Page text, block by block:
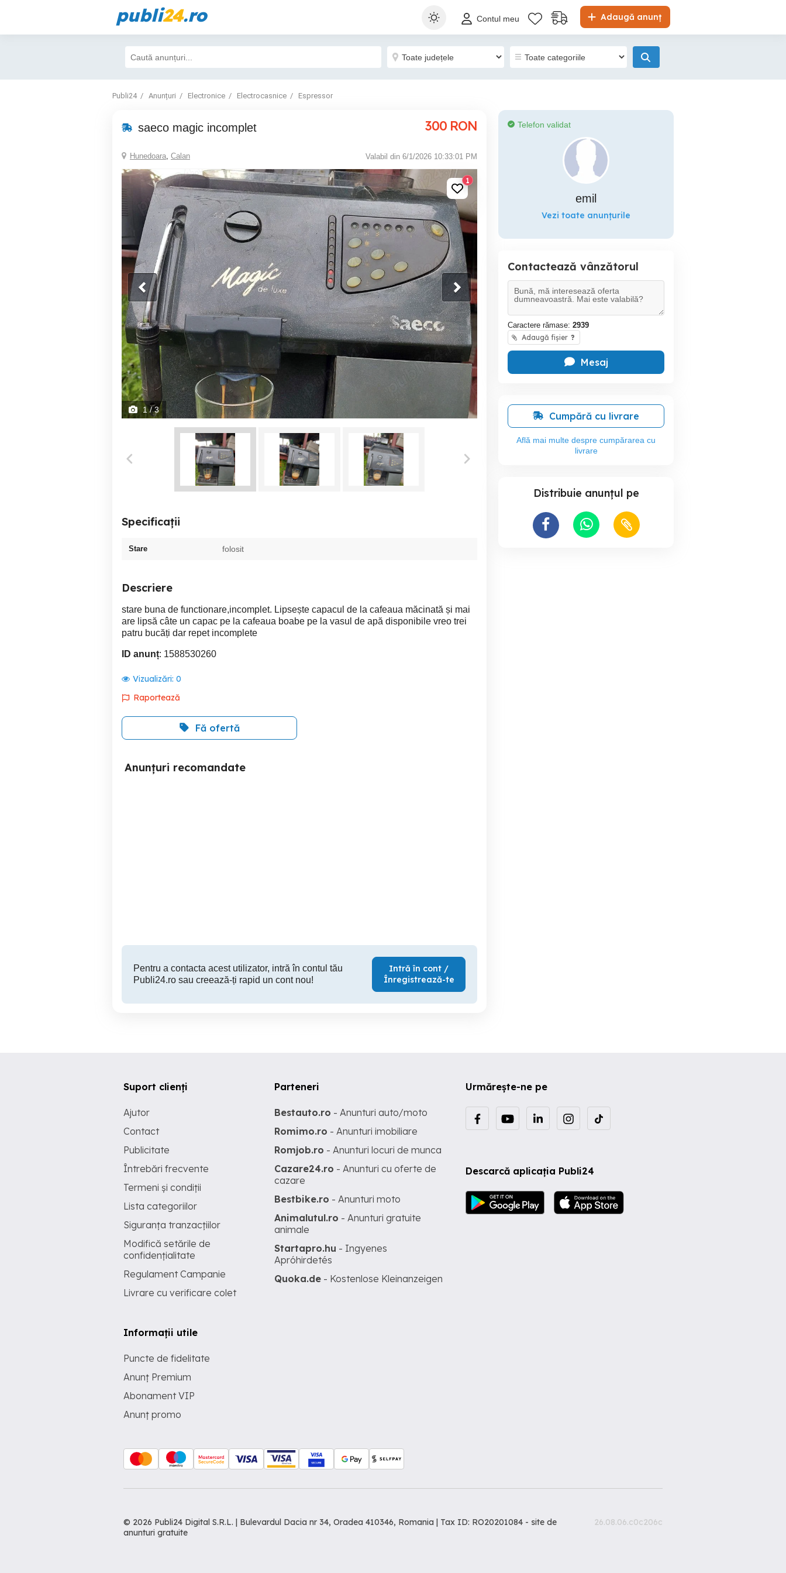
publi24.ro Adaugă anunț
Contul meu
Publi24 Anunțuri Electronice Electrocasnice Espressor
saeco magic incomplet 300 RON
Hunedoara, Calan Valabil din 6/1/2026 10:33:01 PM
1
1/ 3
Specificații
Stare folosit
Descriere
stare buna de functionare,incomplet. Lipsește capacul de la cafeaua măcinată și mai
are lipsă câte un capac pe la cafeaua boabe pe la vasul de apă disponibile vreo trei
patru bucăți dar repet incomplete
ID anunț: 1588530260
Vizualizări: 0
Raportează
Fă ofertă
Anunțuri recomandate
Pentru a contacta acest utilizator, intră în contul tău
Publi24.ro sau creează-ți rapid un cont nou!
Intră în cont /
Înregistrează-te
Telefon validat
emil
Vezi toate anunțurile
Contactează vânzătorul
Caractere rămase: 2939
Adaugă fișier ?
Mesaj
Cumpără cu livrare
Află mai multe despre cumpărarea cu
livrare
Distribuie anunțul pe
Urmărește-ne pe
Descarcă aplicația Publi24
Suport clienți
Ajutor
Contact
Publicitate
Întrebări frecvente
Termeni și condiții
Lista categoriilor
Siguranța tranzacțiilor
Modifică setările de
confidențialitate
Regulament Campanie
Livrare cu verificare colet
Informații utile
Puncte de fidelitate
Anunț Premium
Abonament VIP
Anunț promo
Parteneri
Bestauto.ro - Anunturi auto/moto
Romimo.ro - Anunturi imobiliare
Romjob.ro - Anunturi locuri de munca
Cazare24.ro - Anunturi cu oferte de
cazare
Bestbike.ro - Anunturi moto
Animalutul.ro - Anunturi gratuite
animale
Startapro.hu - Ingyenes
Apróhirdetés
Quoka.de - Kostenlose Kleinanzeigen
© 2026 Publi24 Digital S.R.L. | Bulevardul Dacia nr 34, Oradea 410346, Romania | Tax ID: RO20201084 - site de
anunturi gratuite
26.08.06.c0c206c